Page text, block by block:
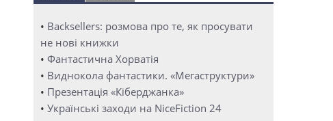
• Backsellers: розмова про те, як просувати
не нові книжки
• Фантастична Хорватія
• Виднокола фантастики. «Мегаструктури»
• Презентація «Кіберджанка»
• Українські заходи на NiceFiction 24